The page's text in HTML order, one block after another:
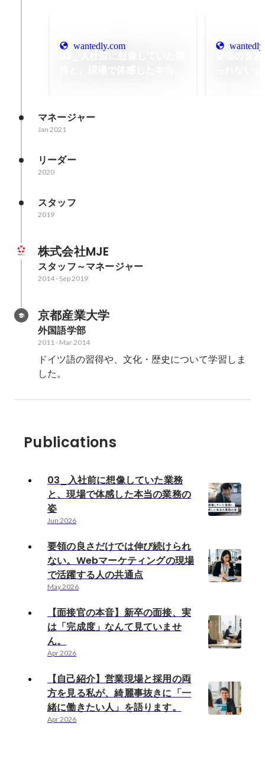
wantedly.com
マネージャー
Jan 2021
リーダー
2020
スタッフ
2019
株式会社MJE
スタッフ～マネージャー
2014- Sep 2019
京都産業大学
外国語学部
2011 - Mar 2014
ドイツ語の習得や、文化・歴史について学習しま
した。
Publications
03_入社前に想像していた業務
と、現場で体感した本当の業務の
姿
Jun 2026
要領の良さだけでは伸び続けられ
ない。Webマーケティングの現場
で活躍する人の共通点
May 2026
【面接官の本音】新卒の面接、実
は「完成度」なんて見ていませ
ん。
Apr 2026
【自己紹介】営業現場と採用の両
方を見る私が、綺麗事抜きに「一
緒に働きたい人」を語ります。
Apr 2026